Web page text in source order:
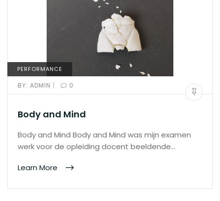
PERFORMANCE
BY: ADMIN | 0
Body and Mind
Body and Mind Body and Mind was mijn examen
werk voor de opleiding docent beeldende…
Learn More